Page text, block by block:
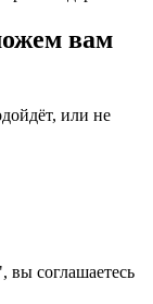
вам
или не
вы соглашаетесь